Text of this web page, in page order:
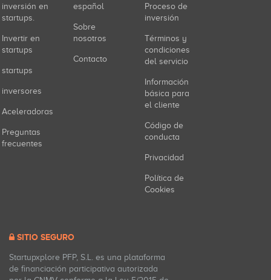
inversión en
startups.
Invertir en
startups
startups
inversores
Aceleradoras
Preguntas
frecuentes
español
Sobre
nosotros
Contacto
Proceso de
inversión
Términos y
condiciones
del servicio
Información
básica para
el cliente
Código de
conducta
Privacidad
Política de
Cookies
SITIO SEGURO
Startupxplore PFP, S.L. es una plataforma
de financiación participativa autorizada